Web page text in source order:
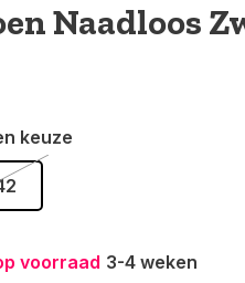
Naadloos
keuze
voorraad 3-4 weken